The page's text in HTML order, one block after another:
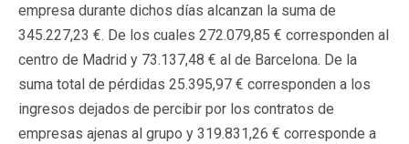
empresa durante dichos días alcanzan la suma de
345.227,23 €. De los cuales 272.079,85 € corresponden al
centro de Madrid y 73.137,48 € al de Barcelona. De la
suma total de pérdidas 25.395,97 € corresponden a los
ingresos dejados de percibir por los contratos de
empresas ajenas al grupo y 319.831,26 € corresponde a